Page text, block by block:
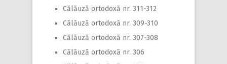
Călăuză ortodoxă nr. 311-312
Călăuză ortodoxă nr. 309-310
Călăuză ortodoxă nr. 307-308
Călăuză ortodoxă nr. 306